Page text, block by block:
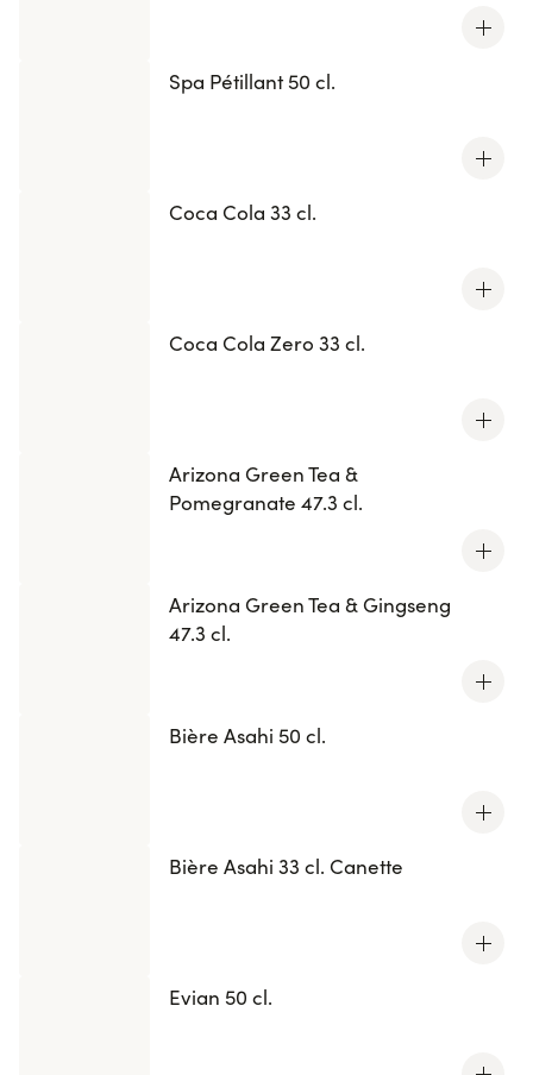
Spa Pétillant 50 cl.
Coca Cola 33 cl.
Coca Cola Zero 33 cl.
Arizona Green Tea &
Pomegranate 47.3 cl.
Arizona Green Tea & Gingseng
47.3 cl.
Bière Asahi 50 cl.
Bière Asahi 33 cl. Canette
Evian 50 cl.